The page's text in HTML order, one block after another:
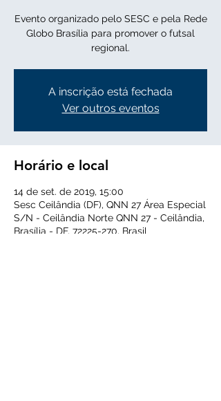
Evento organizado pelo SESC e pela Rede
Globo Brasília para promover o futsal
regional.
A inscrição está fechada
Ver outros eventos
Horário e local
14 de set. de 2019, 15:00
Sesc Ceilândia (DF), QNN 27 Área Especial
S/N - Ceilândia Norte QNN 27 - Ceilândia,
Brasília - DF, 72225-270, Brasil